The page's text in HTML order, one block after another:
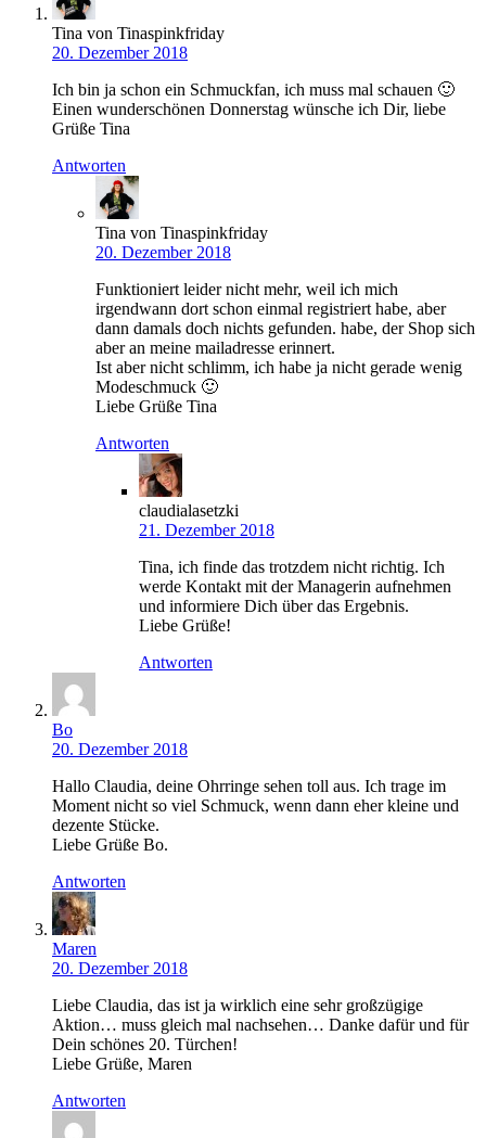
Tina von Tinaspinkfriday
20. Dezember 2018
Ich bin ja schon ein Schmuckfan, ich muss mal schauen 🙂
Einen wunderschönen Donnerstag wünsche ich Dir, liebe
Grüße Tina
Antworten
Tina von Tinaspinkfriday
20. Dezember 2018
Funktioniert leider nicht mehr, weil ich mich
irgendwann dort schon einmal registriert habe, aber
dann damals doch nichts gefunden. habe, der Shop sich
aber an meine mailadresse erinnert.
Ist aber nicht schlimm, ich habe ja nicht gerade wenig
Modeschmuck 🙂
Liebe Grüße Tina
Antworten
claudialasetzki
21. Dezember 2018
Tina, ich finde das trotzdem nicht richtig. Ich
werde Kontakt mit der Managerin aufnehmen
und informiere Dich über das Ergebnis.
Liebe Grüße!
Antworten
Bo
20. Dezember 2018
Hallo Claudia, deine Ohrringe sehen toll aus. Ich trage im
Moment nicht so viel Schmuck, wenn dann eher kleine und
dezente Stücke.
Liebe Grüße Bo.
Antworten
Maren
20. Dezember 2018
Liebe Claudia, das ist ja wirklich eine sehr großzügige
Aktion… muss gleich mal nachsehen… Danke dafür und für
Dein schönes 20. Türchen!
Liebe Grüße, Maren
Antworten